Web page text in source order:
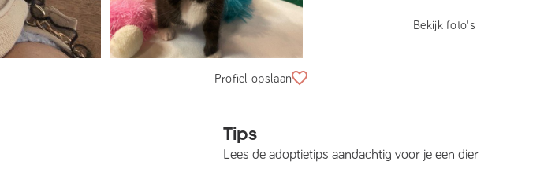
Bekijk foto's
Profiel opslaan
Tips
Lees de adoptietips aandachtig voor je een dier